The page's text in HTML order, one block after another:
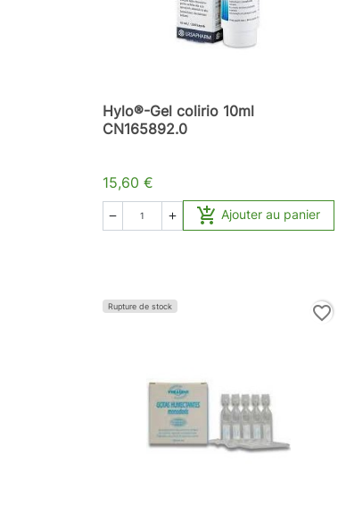
Hylo®-Gel colirio 10ml
CN165892.0
15,60 €
   Ajouter au panier
Rupture de stock favorite_border